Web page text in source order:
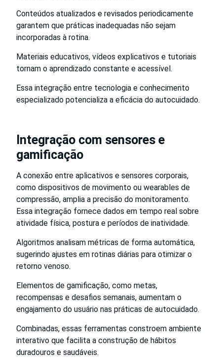
Conteúdos atualizados e revisados periodicamente
garantem que práticas inadequadas não sejam
incorporadas à rotina.
Materiais educativos, vídeos explicativos e tutoriais
tornam o aprendizado constante e acessível.
Essa integração entre tecnologia e conhecimento
especializado potencializa a eficácia do autocuidado.
Integração com sensores e
gamificação
A conexão entre aplicativos e sensores corporais,
como dispositivos de movimento ou wearables de
compressão, amplia a precisão do monitoramento.
Essa integração fornece dados em tempo real sobre
atividade física, postura e períodos de inatividade.
Algoritmos analisam métricas de forma automática,
sugerindo ajustes em rotinas diárias para otimizar o
retorno venoso.
Elementos de gamificação, como metas,
recompensas e desafios semanais, aumentam o
engajamento do usuário nas práticas de autocuidado.
Combinadas, essas ferramentas constroem ambiente
interativo que facilita a construção de hábitos
duradouros e saudáveis.